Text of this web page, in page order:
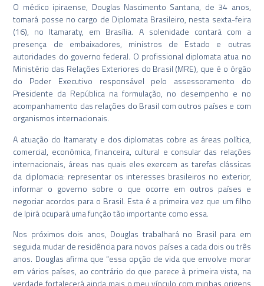
O médico ipiraense, Douglas Nascimento Santana, de 34 anos,
tomará posse no cargo de Diplomata Brasileiro, nesta sexta-feira
(16), no Itamaraty, em Brasília. A solenidade contará com a
presença de embaixadores, ministros de Estado e outras
autoridades do governo federal. O profissional diplomata atua no
Ministério das Relações Exteriores do Brasil (MRE), que é o órgão
do Poder Executivo responsável pelo assessoramento do
Presidente da República na formulação, no desempenho e no
acompanhamento das relações do Brasil com outros países e com
organismos internacionais.
A atuação do Itamaraty e dos diplomatas cobre as áreas política,
comercial, econômica, financeira, cultural e consular das relações
internacionais, áreas nas quais eles exercem as tarefas clássicas
da diplomacia: representar os interesses brasileiros no exterior,
informar o governo sobre o que ocorre em outros países e
negociar acordos para o Brasil. Esta é a primeira vez que um filho
de Ipirá ocupará uma função tão importante como essa.
Nos próximos dois anos, Douglas trabalhará no Brasil para em
seguida mudar de residência para novos países a cada dois ou três
anos. Douglas afirma que “essa opção de vida que envolve morar
em vários países, ao contrário do que parece à primeira vista, na
verdade fortalecerá ainda mais o meu vínculo com minhas origens